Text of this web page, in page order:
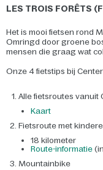
LES TROIS FORÊTS
Het is mooi fietsen rond
Omringd door groene
mensen die graag wat
Onze 4 fietstips bij
Alle fietsroutes vanuit
Kaart
Fietsroute met
18 kilometer
Route-informatie
Mountainbike